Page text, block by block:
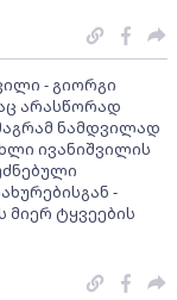
- გიორგი
არასწორად
ნამდვილად
ივანიშვილის
-
მიერ ტყვეების